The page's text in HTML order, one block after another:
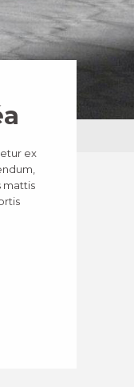
ex
mattis